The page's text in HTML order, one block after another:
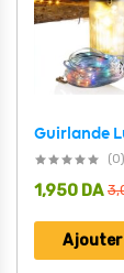
(0)
1,950 DA
Ajouter